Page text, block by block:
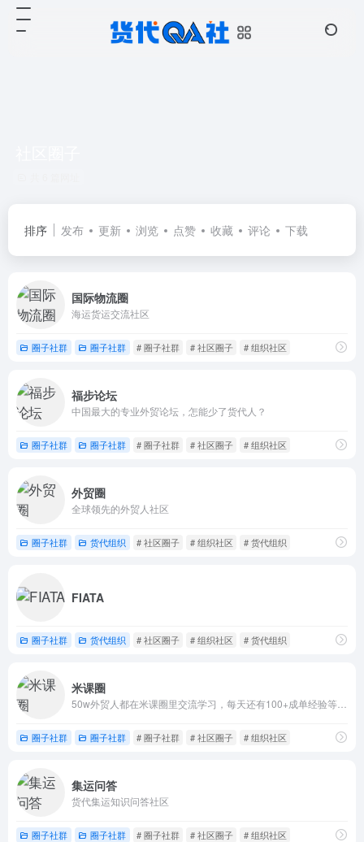
排序 发布 更新 浏览 点赞 收藏 评论 下载
国际物流圈
海运货运交流社区
圈子社群 圈子社群 # 圈子社群 # 社区圈子 # 组织社区
福步论坛
中国最大的专业外贸论坛，怎能少了货代人？
圈子社群 圈子社群 # 圈子社群 # 社区圈子 # 组织社区
外贸圈
全球领先的外贸人社区
圈子社群 货代组织 # 社区圈子 # 组织社区 # 货代组织
FIATA
圈子社群 货代组织 # 社区圈子 # 组织社区 # 货代组织
米课圈
圈子社群 圈子社群 # 圈子社群 # 社区圈子 # 组织社区
集运问答
货代集运知识问答社区
圈子社群 圈子社群 # 圈子社群 # 社区圈子 # 组织社区